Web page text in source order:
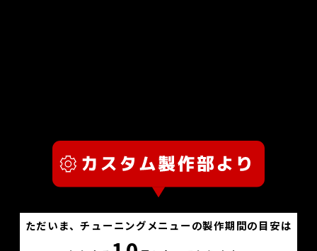
ただいま、チューニングメニューの製作期間の目安は